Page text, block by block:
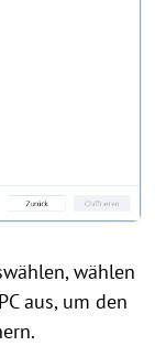
wählen
aus, um den